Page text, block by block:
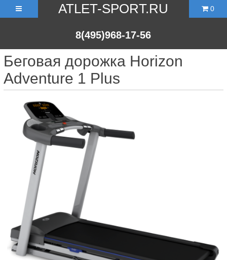
ATLET-SPORT.RU
8(495)968-17-56
0
Беговая дорожка Horizon
Adventure 1 Plus